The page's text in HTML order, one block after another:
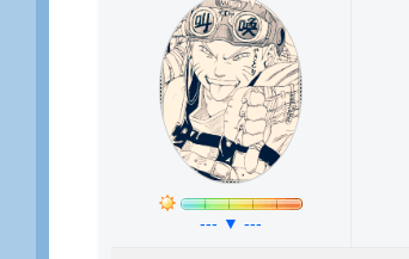
--- ▼ ---